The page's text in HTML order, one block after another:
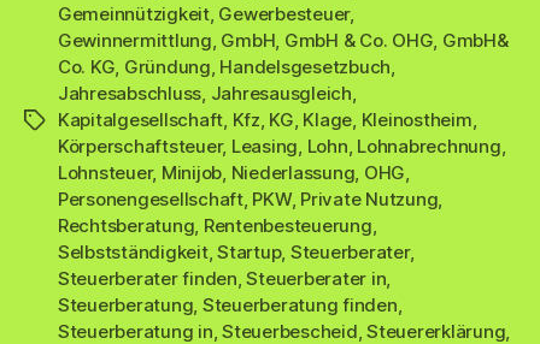
Schlagwörter
Gemeinnützigkeit, Gewerbesteuer,
Gewinnermittlung GmbH GmbH & Co. OHG GmbH&
Co. KG Gründung Handelsgesetzbuch
Jahresabschluss Jahresausgleich
Kapitalgesellschaft Kfz KG Klage Kleinostheim
Körperschaftsteuer, Leasing Lohn Lohnabrechnung
Lohnsteuer, Minijob Niederlassung OHG
Personengesellschaft, PKW, Private Nutzung
Rechtsberatung Rentenbesteuerung
Selbstständigkeit,Startup, Steuerberater,
Steuerberater finden ,Steuerberater in
Steuerberatung Steuerberatung finden
Steuerberatung in ,Steuerbescheid ,Steuererklärung